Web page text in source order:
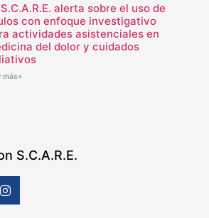
alerta sobre el uso de
con enfoque investigativo
actividades asistenciales en
del dolor y cuidados
más»
S.C.A.R.E.